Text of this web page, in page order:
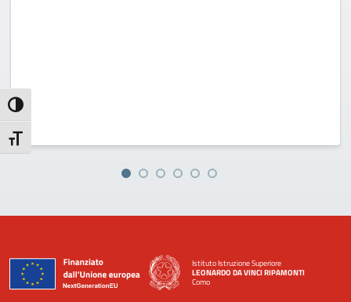
Attiva/disattiva alto contrasto
Attiva/disattiva dimensione testo
Istituto Istruzione Superiore
LEONARDO DA VINCI RIPAMONTI
Como